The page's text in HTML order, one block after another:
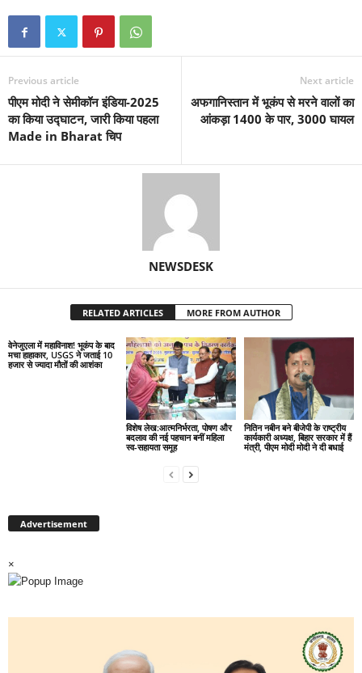
Previous article
पीएम मोदी ने सेमीकॉन इंडिया-2025
का किया उद्घाटन, जारी किया पहला
Made in Bharat चिप
Next article
अफगानिस्तान में भूकंप से मरने वालों का
आंकड़ा 1400 के पार, 3000 घायल
NEWSDESK
RELATED ARTICLES MORE FROM AUTHOR
वेनेजुएला में महाविनाश! भूकंप के बाद
मचा हाहाकार, USGS ने जताई 10
हजार से ज्यादा मौतों की आशंका
विशेष लेख:आत्मनिर्भरता, पोषण और
बदलाव की नई पहचान बनीं महिला
स्व-सहायता समूह
नितिन नबीन बने बीजेपी के राष्ट्रीय
कार्यकारी अध्यक्ष, बिहार सरकार में हैं
मंत्री, पीएम मोदी मोदी ने दी बधाई
Advertisement
×